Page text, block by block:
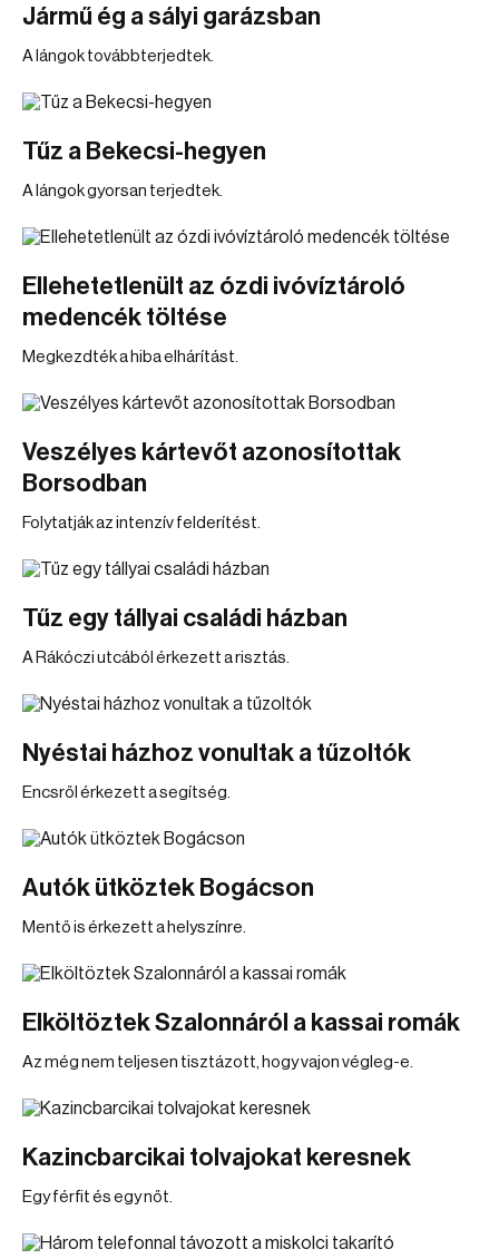
Jármű ég a sályi garázsban
A lángok továbbterjedtek.
Tűz a Bekecsi-hegyen
A lángok gyorsan terjedtek.
Ellehetetlenült az ózdi ivóvíztároló
medencék töltése
Megkezdték a hiba elhárítást.
Veszélyes kártevőt azonosítottak
Borsodban
Folytatják az intenzív felderítést.
Tűz egy tállyai családi házban
A Rákóczi utcából érkezett a risztás.
Nyéstai házhoz vonultak a tűzoltók
Encsről érkezett a segítség.
Autók ütköztek Bogácson
Mentő is érkezett a helyszínre.
Elköltöztek Szalonnáról a kassai romák
Az még nem teljesen tisztázott, hogy vajon végleg-e.
Kazincbarcikai tolvajokat keresnek
Egy férfit és egy nőt.